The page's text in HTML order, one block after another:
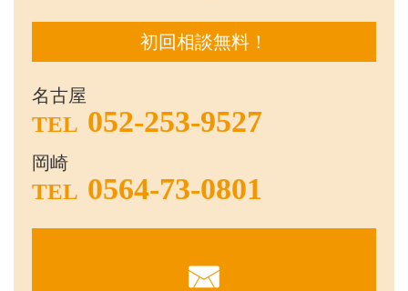
初回相談無料！
名古屋
TEL 052-253-9527
岡崎
TEL 0564-73-0801